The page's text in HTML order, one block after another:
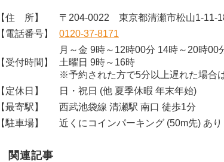
【住 所】
〒204-0022 東京都清瀬市松山1-11-
【電話番号】
0120-37-8171
【受付時間】
月～金 9時～12時00分 14時～20時00
土曜日 9時～16時
※予約された方で5分以上遅れた場合
【定休日】
日・祝日 (他 夏季休暇 年末年始)
【最寄駅】
西武池袋線 清瀬駅 南口 徒歩1分
【駐車場】
近くにコインパーキング (50m先) あり
関連記事